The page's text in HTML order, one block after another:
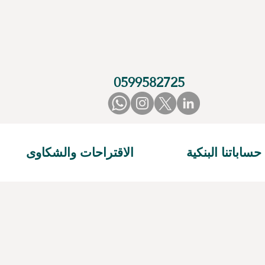
0599582725
حساباتنا البنكية الاقتراحات والشكاوى